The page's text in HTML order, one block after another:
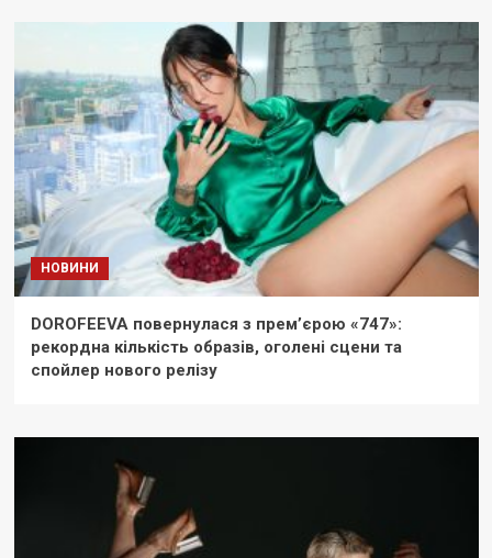
НОВИНИ
DOROFEEVA повернулася з прем’єрою «747»:
рекордна кількість образів, оголені сцени та
спойлер нового релізу